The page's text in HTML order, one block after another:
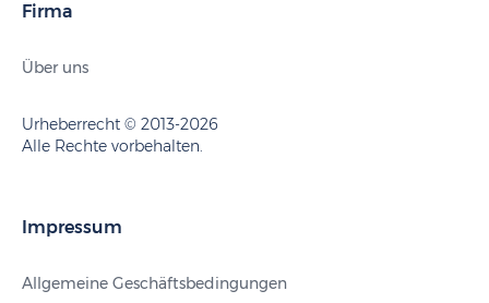
Firma
Über uns
Urheberrecht © 2013-2026
Alle Rechte vorbehalten.
Impressum
Allgemeine Geschäftsbedingungen